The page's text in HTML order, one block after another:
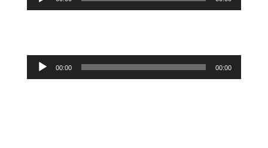
d'àudio
Reproductor
d'àudio
00:00 00:00